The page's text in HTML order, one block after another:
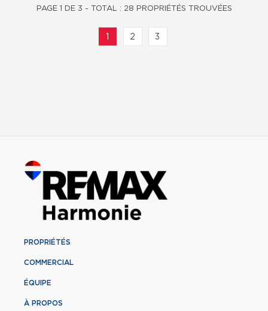
2 3
PAGE 1 DE 3 - TOTAL : 28 PROPRIÉTÉS TROUVÉES
PROPRIÉTÉS
COMMERCIAL
ÉQUIPE
À PROPOS